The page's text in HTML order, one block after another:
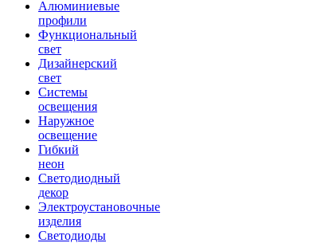
Алюминиевые
профили
Функциональный
свет
Дизайнерский
свет
Системы
освещения
Наружное
освещение
Гибкий
неон
Светодиодный
декор
Электроустановочные
изделия
Светодиоды